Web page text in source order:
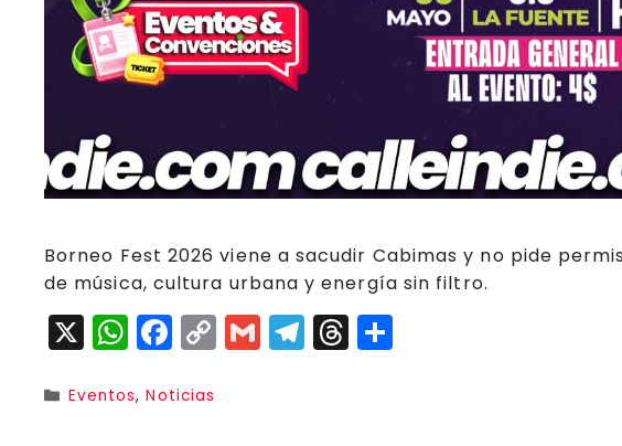
Borneo Fest 2026 viene a sacudir Cabimas y no pide
de música, cultura urbana y energía sin filtro.
X W
h
a
F
a
c
C
o
G
m
T
el
T
h
Categorías
Eventos,Noticias